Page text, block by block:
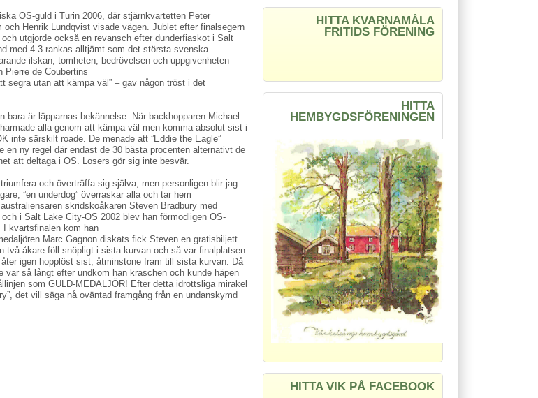
OS-guld i Turin 2006, där stjärnkvartetten Peter
Henrik Lundqvist visade vägen. Jublet efter finalsegern
utgjorde också en revansch efter dunderfiaskot i Salt
med 4-3 rankas alltjämt som det största svenska
ilskan, tomheten, bedrövelsen och uppgivenheten
Pierre de Coubertins
segra utan att kämpa väl” – gav någon tröst i det
bara är läpparnas bekännelse. När backhopparen Michael
alla genom att kämpa väl men komma absolut sist i
inte särskilt roade. De menade att ”Eddie the Eagle”
en ny regel där endast de 30 bästa procenten alternativt de
att deltaga i OS. Losers gör sig inte besvär.
och överträffa sig själva, men personligen blir jag
”en underdog” överraskar alla och tar hem
skridskoåkaren Steven Bradbury med
i Salt Lake City-OS 2002 blev han förmodligen OS-
I kvartsfinalen kom han
Marc Gagnon diskats fick Steven en gratisbiljett
två åkare föll snöpligt i sista kurvan och så var finalplatsen
igen hopplöst sist, åtminstone fram till sista kurvan. Då
så långt efter undkom han kraschen och kunde häpen
som GULD-MEDALJÖR! Efter detta idrottsliga mirakel
det vill säga nå oväntad framgång från en undanskymd
HITTA KVARNAMÅLA
FRITIDS FÖRENING
HITTA
HEMBYGDSFÖRENINGEN
HITTA VIK PÅ FACEBOOK